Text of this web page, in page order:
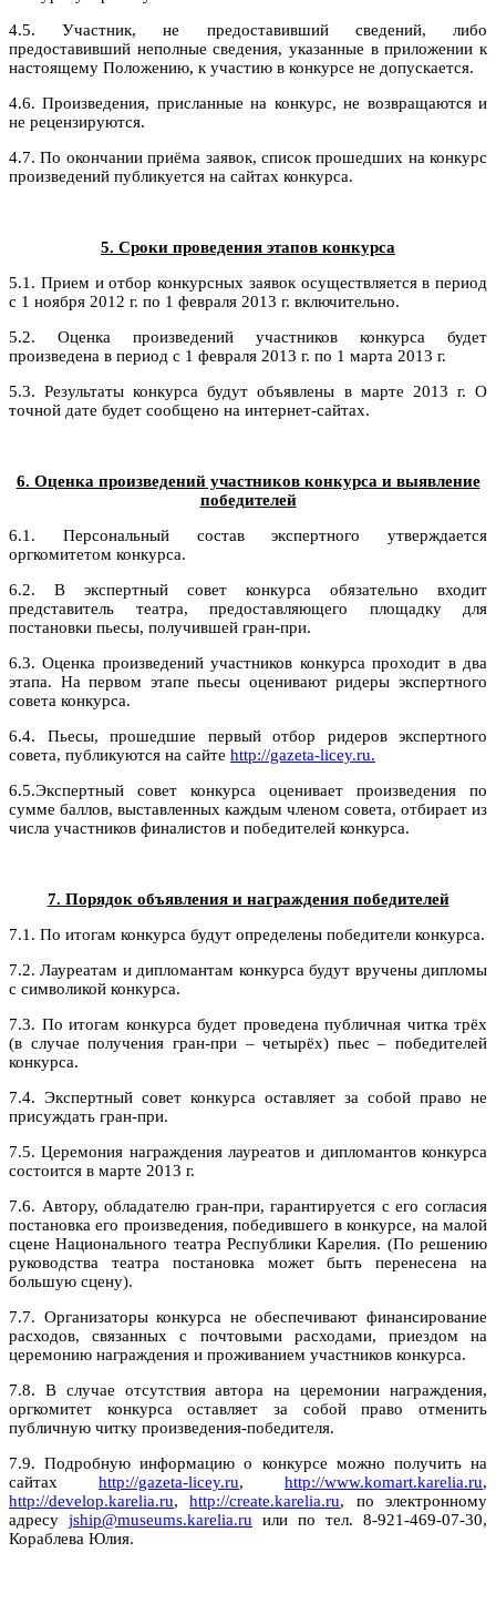
4.5. Участник, не предоставивший сведений, либо
предоставивший неполные сведения, указанные в приложении к
настоящему Положению, к участию в конкурсе не допускается.
4.6. Произведения, присланные на конкурс, не возвращаются и
не рецензируются.
4.7. По окончании приёма заявок, список прошедших на конкурс
произведений публикуется на сайтах конкурса.
5. Сроки проведения этапов конкурса
5.1. Прием и отбор конкурсных заявок осуществляется в период
с 1 ноября 2012 г. по 1 февраля 2013 г. включительно.
5.2. Оценка произведений участников конкурса будет
произведена в период с 1 февраля 2013 г. по 1 марта 2013 г.
5.3. Результаты конкурса будут объявлены в марте 2013 г. О
точной дате будет сообщено на интернет-сайтах.
6. Оценка произведений участников конкурса и выявление
победителей
6.1. Персональный состав экспертного утверждается
оргкомитетом конкурса.
6.2. В экспертный совет конкурса обязательно входит
представитель театра, предоставляющего площадку для
постановки пьесы, получившей гран-при.
6.3. Оценка произведений участников конкурса проходит в два
этапа. На первом этапе пьесы оценивают ридеры экспертного
совета конкурса.
6.4. Пьесы, прошедшие первый отбор ридеров экспертного
совета, публикуются на сайте http://gazeta-licey.ru.
6.5.Экспертный совет конкурса оценивает произведения по
сумме баллов, выставленных каждым членом совета, отбирает из
числа участников финалистов и победителей конкурса.
7. Порядок объявления и награждения победителей
7.1. По итогам конкурса будут определены победители конкурса.
7.2. Лауреатам и дипломантам конкурса будут вручены дипломы
с символикой конкурса.
7.3. По итогам конкурса будет проведена публичная читка трёх
(в случае получения гран-при – четырёх) пьес – победителей
конкурса.
7.4. Экспертный совет конкурса оставляет за собой право не
присуждать гран-при.
7.5. Церемония награждения лауреатов и дипломантов конкурса
состоится в марте 2013 г.
7.6. Автору, обладателю гран-при, гарантируется с его согласия
постановка его произведения, победившего в конкурсе, на малой
сцене Национального театра Республики Карелия. (По решению
руководства театра постановка может быть перенесена на
большую сцену).
7.7. Организаторы конкурса не обеспечивают финансирование
расходов, связанных с почтовыми расходами, приездом на
церемонию награждения и проживанием участников конкурса.
7.8. В случае отсутствия автора на церемонии награждения,
оргкомитет конкурса оставляет за собой право отменить
публичную читку произведения-победителя.
7.9. Подробную информацию о конкурсе можно получить на
сайтах http://gazeta-licey.ru, http://www.komart.karelia.ru,
http://develop.karelia.ru,http://create.karelia.ru, по электронному
адресу jship@museums.karelia.ru или по тел. 8-921-469-07-30,
Кораблева Юлия.